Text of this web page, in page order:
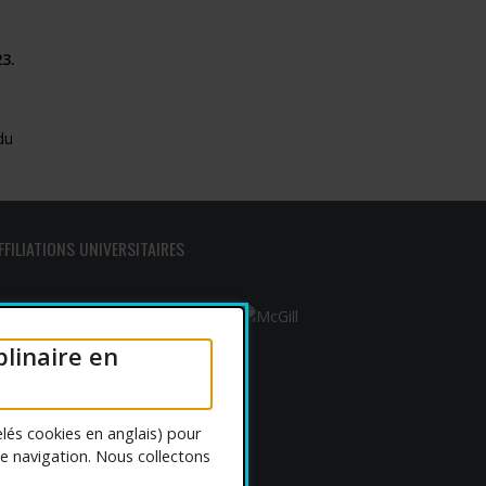
en
cookies en anglais) pour
navigation. Nous collectons
UNIVERSITAIRES